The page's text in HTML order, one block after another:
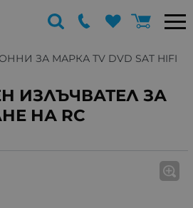
ЗА МАРКА TV DVD SAT HIFI
ИЗЛЪЧВАТЕЛ ЗА
НА RC